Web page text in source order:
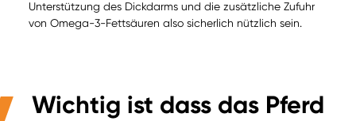
Unterstützung des Dickdarms und die zusätzliche Zufuhr
von Omega-3-Fettsäuren also sicherlich nützlich sein.
Wichtig ist dass das Pferd